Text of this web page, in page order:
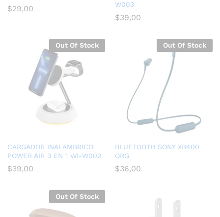
$29,00
W003
$39,00
Out Of Stock
CARGADOR INALAMBRICO
POWER AIR 3 EN 1 WI-W002
$39,00
Out Of Stock
BLUETOOTH SONY XB400
ORG
$36,00
Out Of Stock